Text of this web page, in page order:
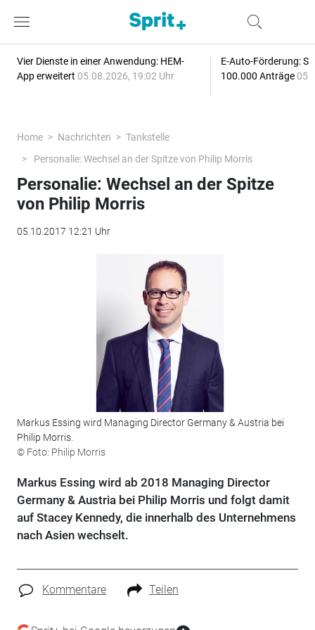
Vier Dienste in einer Anwendung: HEM-
App erweitert 05.08.2026, 19:02 Uhr
E-Auto-Förderung:
100.000 Anträge
Home Nachrichten
Tankstelle
Personalie: Wechsel an der Spitze von Philip Morris
Personalie: Wechsel an der Spitze
von Philip Morris
05.10.2017 12:21 Uhr
Markus Essing wird Managing Director Germany & Austria bei
Philip Morris.
© Foto: Philip Morris
Markus Essing wird ab 2018 Managing Director
Germany & Austria bei Philip Morris und folgt damit
auf Stacey Kennedy, die innerhalb des Unternehmens
nach Asien wechselt.
Kommentare Teilen